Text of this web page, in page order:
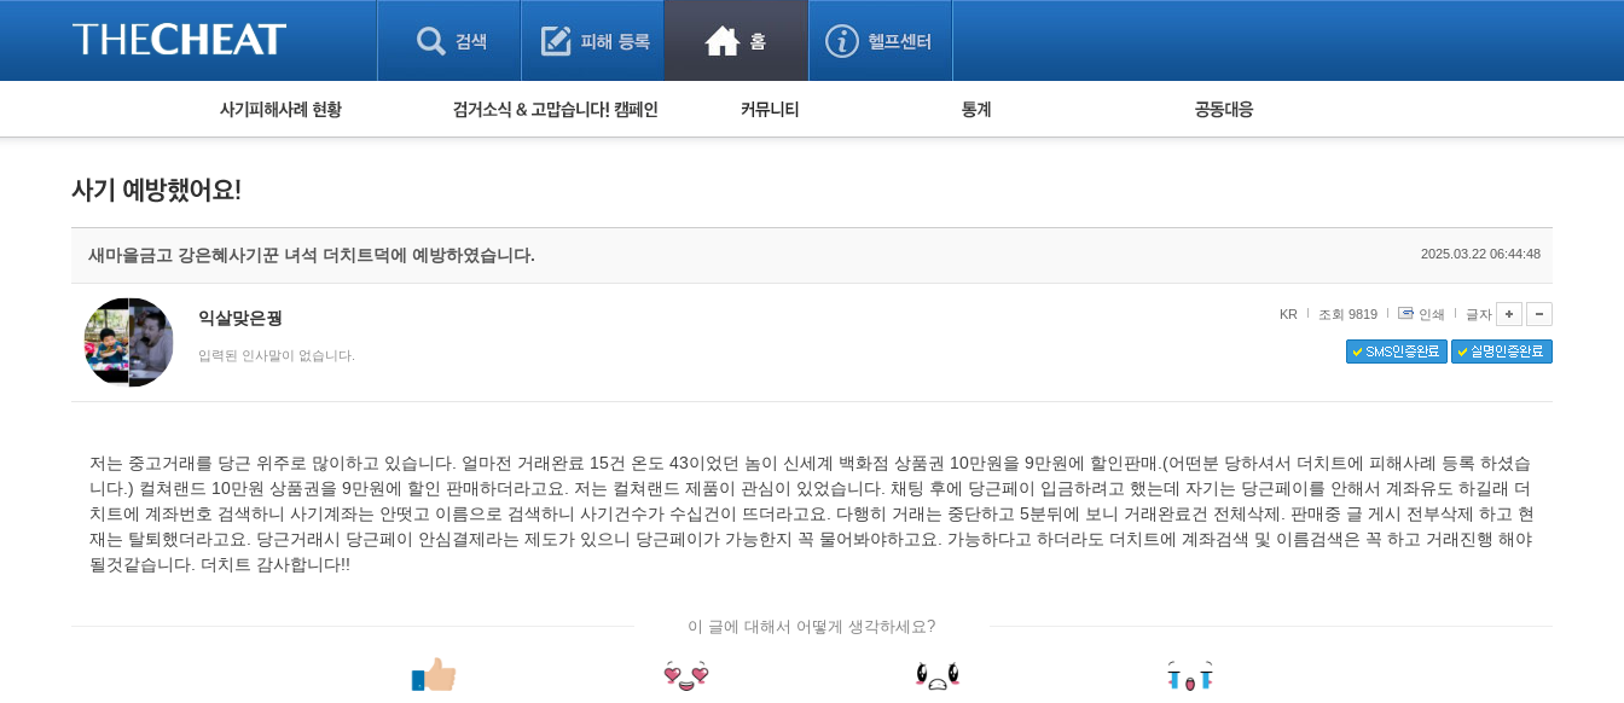
피해사례 현황
게임 · 비실물 피해사례
보이스피싱 피해사례
유해사이트 목록
비공개 피해사례
검거 소식 사기 예방했어요! 누적 피해사례 통계 피해자 공동대응
새마을금고 강은혜사기꾼 녀석 더치트덕에 예방하였습니다. 2025.03.22 06:44:48
익살맞은꿩
입력된 인사말이 없습니다.
KR 조회 9819 인쇄 글자
저는 중고거래를 당근 위주로 많이하고 있습니다. 얼마전 거래완료 15건 온도 43이었던 놈이 신세계 백화점 상품권 10만원을 9만원에 할인판매.(어떤분 당하셔서 더치트에 피해사례 등록 하셨습
니다.) 컬쳐랜드 10만원 상품권을 9만원에 할인 판매하더라고요. 저는 컬쳐랜드 제품이 관심이 있었습니다. 채팅 후에 당근페이 입금하려고 했는데 자기는 당근페이를 안해서 계좌유도 하길래 더
치트에 계좌번호 검색하니 사기계좌는 안떳고 이름으로 검색하니 사기건수가 수십건이 뜨더라고요. 다행히 거래는 중단하고 5분뒤에 보니 거래완료건 전체삭제. 판매중 글 게시 전부삭제 하고 현
재는 탈퇴했더라고요. 당근거래시 당근페이 안심결제라는 제도가 있으니 당근페이가 가능한지 꼭 물어봐야하고요. 가능하다고 하더라도 더치트에 계좌검색 및 이름검색은 꼭 하고 거래진행 해야
될것같습니다. 더치트 감사합니다!!
이 글에 대해서 어떻게 생각하세요?